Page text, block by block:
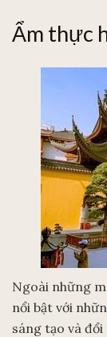
Ẩm thực
Ngoài những
nổi bật với
sáng tạo và